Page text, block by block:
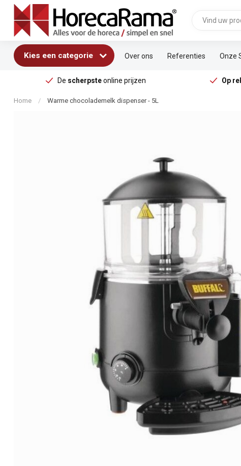
Kies een categorie Over ons Referenties Onze
De scherpsteonline prijzen Op
Home / Warme chocolademelk dispenser - 5L